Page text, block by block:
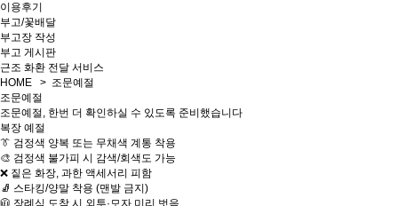
이용후기
부고/꽃배달
부고장 작성
부고 게시판
근조 화환 전달 서비스
HOME > 조문예절
조문예절
조문예절, 한번 더 확인하실 수 있도록 준비했습니다
복장 예절
👔 검정색 양복 또는 무채색 계통 착용
🎨 검정색 불가피 시 감색/회색도 가능
❌ 짙은 화장, 과한 액세서리 피함
🧦 스타킹/양말 착용 (맨발 금지)